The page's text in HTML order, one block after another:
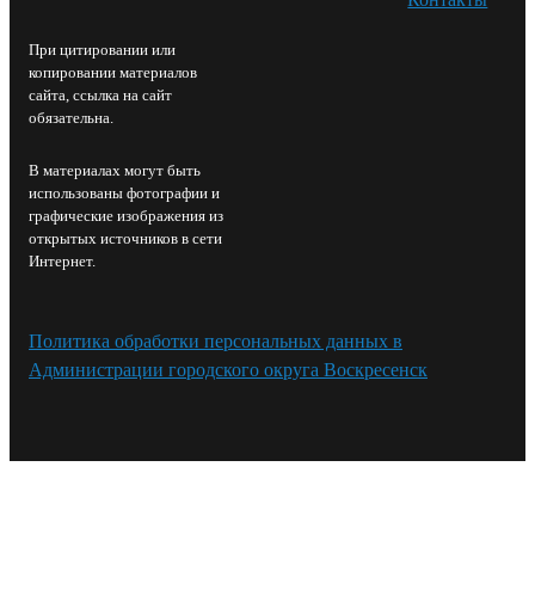
При цитировании или
копировании материалов
сайта, ссылка на сайт
обязательна.
В материалах могут быть
использованы фотографии и
графические изображения из
открытых источников в сети
Интернет.
Политика обработки персональных данных в
Администрации городского округа Воскресенск